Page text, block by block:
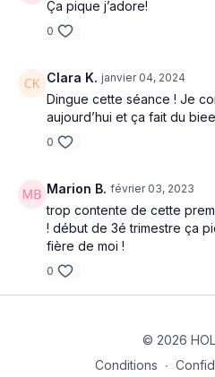
Ça pique j’adore!
0
Clara K. janvier 04, 2024
Dingue cette séance ! Je
aujourd’hui et ça fait du
0
Marion B. février 03, 2023
trop contente de cette
! début de 3é trimestre ça
fière de moi !
0
© 2026
Conditions ∙